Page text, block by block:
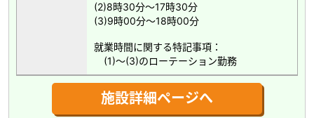
(2)8時30分～17時30分
(3)9時00分～18時00分
就業時間に関する特記事項：
(1)～(3)のローテーション勤務
施設詳細ページへ